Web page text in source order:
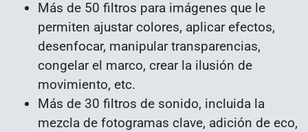
Más de 50 filtros para imágenes que le
permiten ajustar colores, aplicar efectos,
desenfocar, manipular transparencias,
congelar el marco, crear la ilusión de
movimiento, etc.
Más de 30 filtros de sonido, incluida la
mezcla de fotogramas clave, adición de eco,